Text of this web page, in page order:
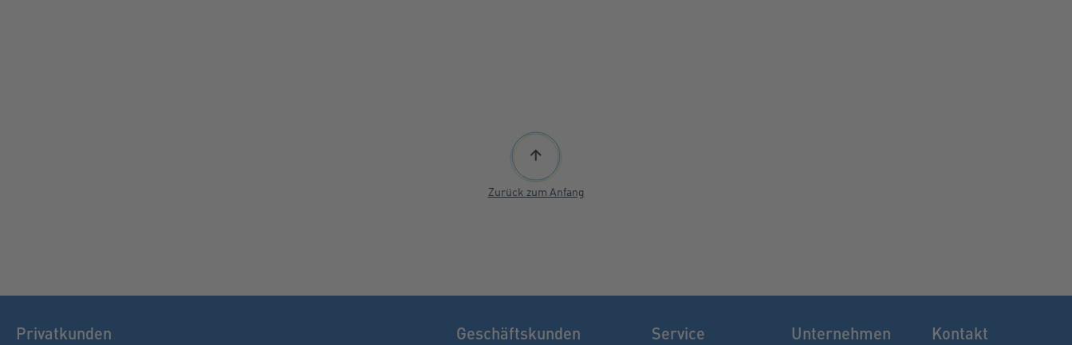
Zurück zum Anfang
Privatkunden Geschäftskunden Service Unternehmen Kontakt